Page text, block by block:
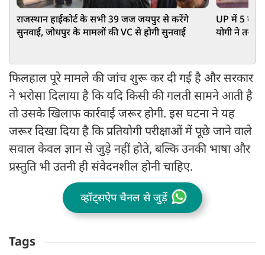
राजस्थान हाईकोर्ट के सभी 39 जज जयपुर से करेंगे
सुनवाई, जोधपुर के मामलों की VC से होगी सुनवाई
UP में 5
योगी ने तय
फिलहाल पूरे मामले की जांच शुरू कर दी गई है और सरकार
ने भरोसा दिलाया है कि यदि किसी की गलती सामने आती है
तो उसके खिलाफ कार्रवाई जरूर होगी. इस घटना ने यह
जरूर दिखा दिया है कि प्रतियोगी परीक्षाओं में पूछे जाने वाले
सवाल केवल ज्ञान से जुड़े नहीं होते, बल्कि उनकी भाषा और
प्रस्तुति भी उतनी ही संवेदनशील होनी चाहिए.
व्हॉट्सऐप चैनल से जुड़ें
Tags